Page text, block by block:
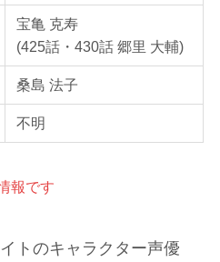
宝亀 克寿
(425話・430話 郷里 大輔)
桑島 法子
不明
報です
トのキャラクター声優